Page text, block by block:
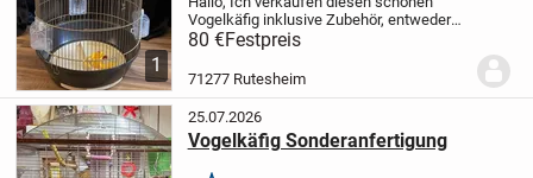
1
Vogelkäfig inklusive Zubehör, entweder
zum hinstellen oder
aufhängen.
Rücknahme oder Garantie.
80 €Festpreis
71277 Rutesheim
25.07.2026
Vogelkäfig Sonderanfertigung